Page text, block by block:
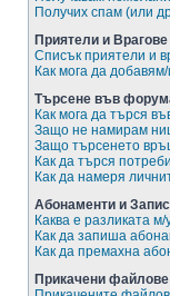
Получих спам (или
Приятели и Врагове
Списък приятели и
Как мога да
Търсене във
Как мога да търся
Защо не намирам
Защо търсенето
Как да търся
Как да намеря
Абонаменти и
Каква е разликата
Как да запиша
Как да премахна
Прикачени файлове